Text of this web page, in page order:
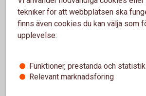
du gör på deras webbplats.
Ansök om ID-kort som legitimation
tekniker för att webbplatsen ska
finns även cookies du kan välja som
upplevelse:
Funktioner, prestanda och statistik
Relevant marknadsföring